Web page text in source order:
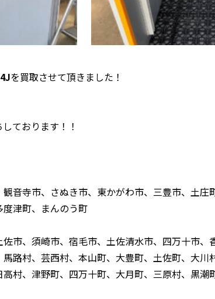
を買取させて頂きました！
ております！！
音寺市、さぬき市、東かがわ市、三豊市、土庄
津町、まんのう町
市、須崎市、宿毛市、土佐清水市、四万十市、
路村、芸西村、本山町、大豊町、土佐町、大川
村、津野町、四万十町、大月町、三原村、黒潮